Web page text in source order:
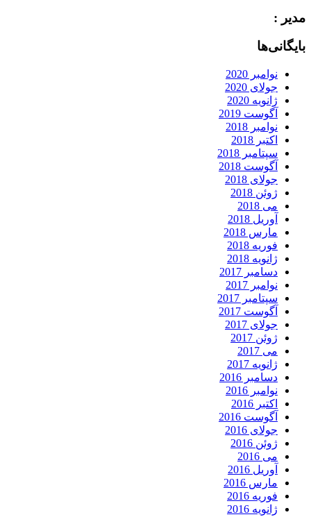
مدیر :
بایگانی‌ها
نوامبر 2020
جولای 2020
ژانویه 2020
آگوست 2019
نوامبر 2018
اکتبر 2018
سپتامبر 2018
آگوست 2018
جولای 2018
ژوئن 2018
می 2018
آوریل 2018
مارس 2018
فوریه 2018
ژانویه 2018
دسامبر 2017
نوامبر 2017
سپتامبر 2017
آگوست 2017
جولای 2017
ژوئن 2017
می 2017
ژانویه 2017
دسامبر 2016
نوامبر 2016
اکتبر 2016
آگوست 2016
جولای 2016
ژوئن 2016
می 2016
آوریل 2016
مارس 2016
فوریه 2016
ژانویه 2016